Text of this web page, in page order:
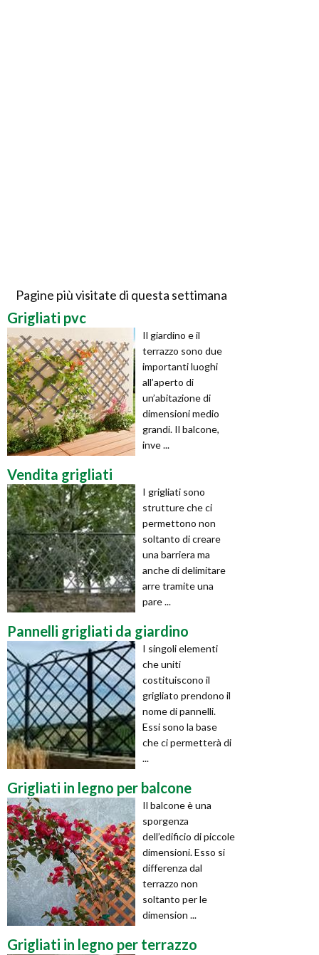
Pagine più visitate di questa settimana
Grigliati pvc
Il giardino e il
terrazzo sono due
importanti luoghi
all’aperto di
un’abitazione di
dimensioni medio
grandi. Il balcone,
inve ...
Vendita grigliati
I grigliati sono
strutture che ci
permettono non
soltanto di creare
una barriera ma
anche di delimitare
arre tramite una
pare ...
Pannelli grigliati da giardino
I singoli elementi
che uniti
costituiscono il
grigliato prendono il
nome di pannelli.
Essi sono la base
che ci permetterà di
...
Grigliati in legno per balcone
Il balcone è una
sporgenza
dell’edificio di piccole
dimensioni. Esso si
differenza dal
terrazzo non
soltanto per le
dimension ...
Grigliati in legno per terrazzo